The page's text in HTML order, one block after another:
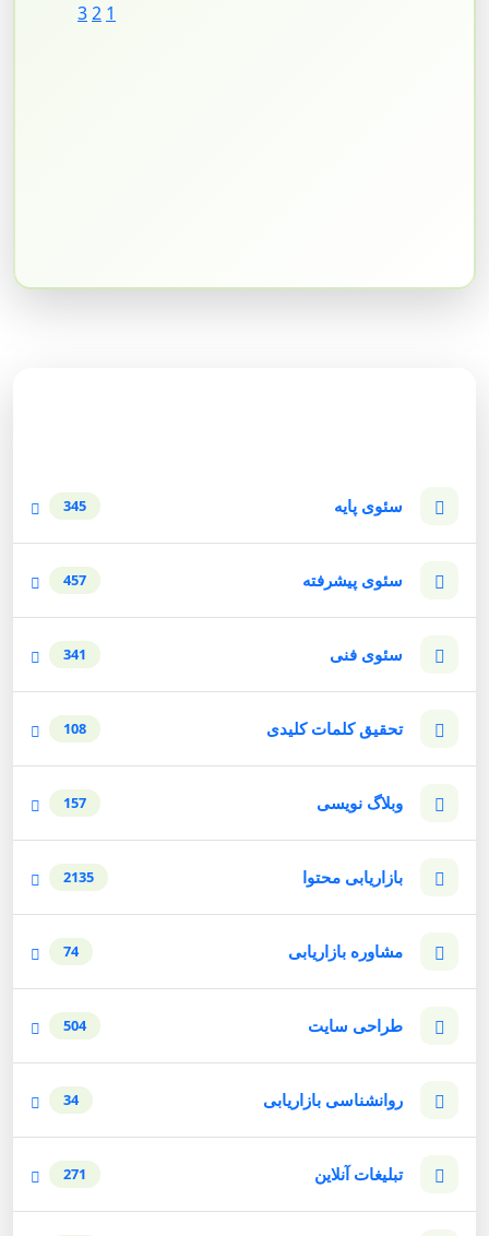
1
2
3
سئوی پایه 345
سئوی پیشرفته 457
سئوی فنی 341
تحقیق کلمات کلیدی 108
وبلاگ نویسی 157
بازاریابی محتوا 2135
مشاوره بازاریابی 74
طراحی سایت 504
روانشناسی بازاریابی 34
تبلیغات آنلاین 271